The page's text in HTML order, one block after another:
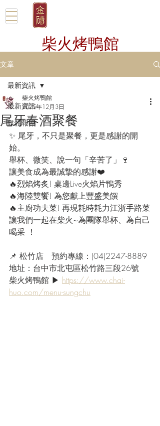
柴火烤鴨館
文章
最新資訊
媒體報導
最新資訊
尾牙春酒聚餐
柴火烤鴨館
2025年12月3日
✨ 尾牙，不只是聚餐，更是感謝的開
始。
舉杯、微笑、說一句「辛苦了」🍷
讓美食成為最誠摯的感謝❤️
🔥烈焰烤炙! 桌邊Live火焰片鴨秀
🔥海陸雙饗! 為您獻上豐盛美饌
🔥主廚功夫菜! 再現耗時耗力江浙手路菜
讓我們一起在柴火~為團隊舉杯、為自己
喝采 ！
📌 松竹店　預約專線：(04)2247-8889
地址：台中市北屯區松竹路三段26號
柴火烤鴨館 ▶ https://www.chai-
huo.com/menu-sungchu